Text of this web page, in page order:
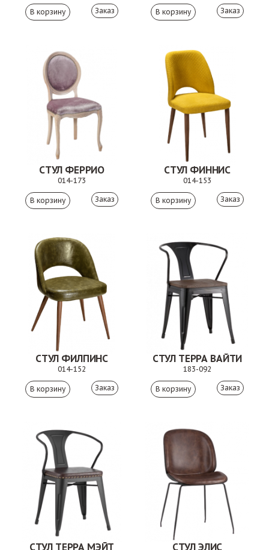
Заказ Заказ
СТУЛ ФЕРРИО
014-173
Заказ
СТУЛ ФИННИС
014-153
Заказ
СТУЛ ФИЛПИНС
014-152
Заказ
СТУЛ ТЕРРА ВАЙТИ
183-092
Заказ
СТУЛ ТЕРРА МЭЙТ СТУЛ ЭЛИС